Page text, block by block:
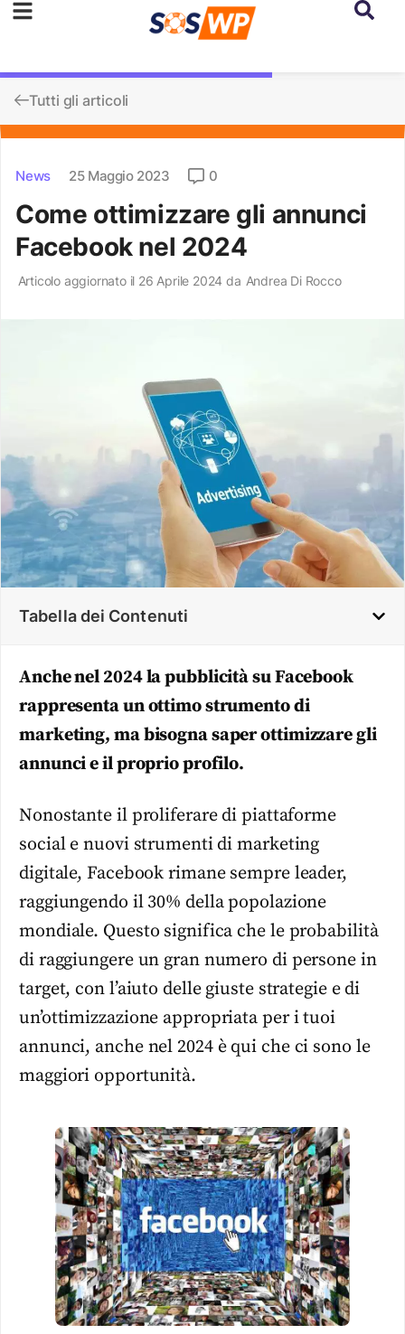
Tutti gli articoli
News 25 Maggio 2023 0
Come ottimizzare gli annunci
Facebook nel 2024
Articolo aggiornato il 26 Aprile 2024 da Andrea Di Rocco
Tabella dei Contenuti
Anche nel 2024 la pubblicità su Facebook
rappresenta un ottimo strumento di
marketing, ma bisogna saper ottimizzare gli
annunci e il proprio profilo.
Nonostante il proliferare di piattaforme
social e nuovi strumenti di marketing
digitale, Facebook rimane sempre leader,
raggiungendo il 30% della popolazione
mondiale. Questo significa che le probabilità
di raggiungere un gran numero di persone in
target, con l’aiuto delle giuste strategie e di
un’ottimizzazione appropriata per i tuoi
annunci, anche nel 2024 è qui che ci sono le
maggiori opportunità.